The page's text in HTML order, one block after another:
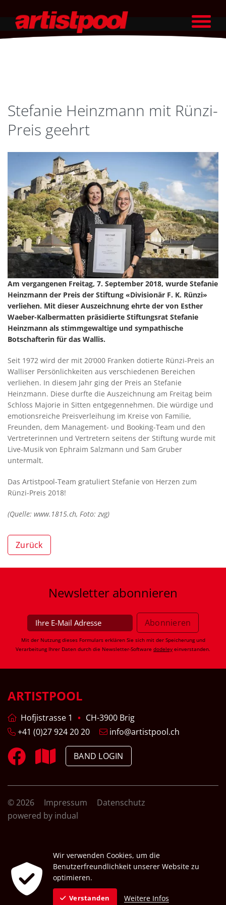
Stefanie Heinzmann mit Rünzi-
Preis geehrt
Am vergangenen Freitag, 7. September 2018, wurde Stefanie
Heinzmann der Preis der Stiftung «Divisionär F. K. Rünzi»
verliehen. Mit dieser Auszeichnung ehrte der von Esther
Waeber-Kalbermatten präsidierte Stiftungsrat Stefanie
Heinzmann als stimmgewaltige und sympathische
Botschafterin für das Wallis.
Seit 1972 wird der mit 20‘000 Franken dotierte Rünzi-Preis an
Walliser Persönlichkeiten aus verschiedenen Bereichen
verliehen. In diesem Jahr ging der Preis an Stefanie
Heinzmann. Diese durfte die Auszeichnung am Freitag beim
Schloss Majorie in Sitten entgegennehmen. Die würdige und
emotionsreiche Preisverleihung im Kreise von Familie,
Freunden, dem Management- und Booking-Team und den
Vertreterinnen und Vertretern seitens der Stiftung wurde mit
Live-Musik von Ephraim Salzmann und Sam Gruber
untermalt.
Das Artistpool-Team gratuliert Stefanie von Herzen zum
Rünzi-Preis 2018!
(Quelle: www.1815.ch, Foto: zvg)
Zurück
Newsletter abonnieren
Mit der Nutzung dieses Formulars erklären Sie sich mit der Speicherung und
Verarbeitung Ihrer Daten durch die Newsletter-Software dodeley einverstanden.
ARTISTPOOL
Hofjistrasse 1
CH-3900 Brig
+41 (0)27 924 20 20
info@artistpool.ch
BAND LOGIN
© 2026 Impressum
Datenschutz
powered by indual
Wir verwenden Cookies, um die
Benutzerfreundlichkeit unserer Website zu
optimieren.
Verstanden Weitere Infos